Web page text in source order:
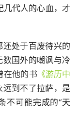
几代人的心血，才
处于百废待兴的
国外的嘲讽与冷
在他的书 《游历中
到不了拉萨， 是
不可能完成的“天